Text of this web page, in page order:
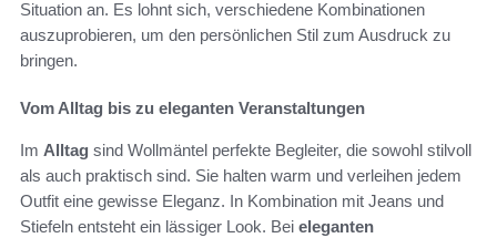
Situation an. Es lohnt sich, verschiedene Kombinationen
auszuprobieren, um den persönlichen Stil zum Ausdruck zu
bringen.
Vom Alltag bis zu eleganten Veranstaltungen
Im Alltag sind Wollmäntel perfekte Begleiter, die sowohl stilvoll
als auch praktisch sind. Sie halten warm und verleihen jedem
Outfit eine gewisse Eleganz. In Kombination mit Jeans und
Stiefeln entsteht ein lässiger Look. Bei eleganten